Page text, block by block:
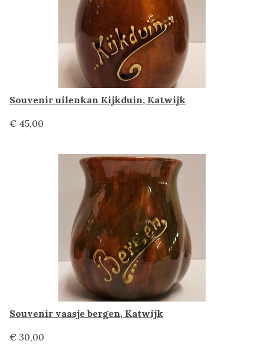
Souvenir uilenkan Kijkduin, Katwijk
€ 45,00
Souvenir vaasje bergen, Katwijk
€ 30,00